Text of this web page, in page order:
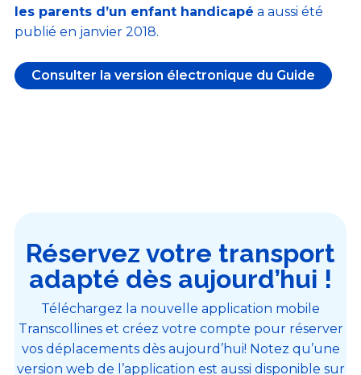
les parents d’un enfant handicapé a aussi été
publié en janvier 2018.
Consulter la version électronique du Guide
Réservez votre transport
adapté dès aujourd’hui !
Téléchargez la nouvelle application mobile
Transcollines et créez votre compte pour réserver
vos déplacements dès aujourd’hui! Notez qu’une
version web de l’application est aussi disponible sur